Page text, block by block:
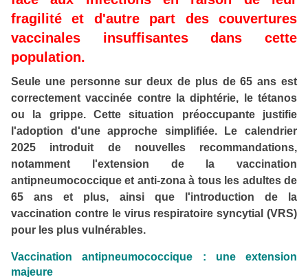
fragilité et d'autre part des couvertures
vaccinales insuffisantes dans cette
population.
Seule une personne sur deux de plus de 65 ans est
correctement vaccinée contre la diphtérie, le tétanos
ou la grippe. Cette situation préoccupante justifie
l'adoption d'une approche simplifiée. Le calendrier
2025 introduit de nouvelles recommandations,
notamment l'extension de la vaccination
antipneumococcique et anti-zona à tous les adultes de
65 ans et plus, ainsi que l'introduction de la
vaccination contre le virus respiratoire syncytial (VRS)
pour les plus vulnérables.
Vaccination antipneumococcique : une extension
majeure